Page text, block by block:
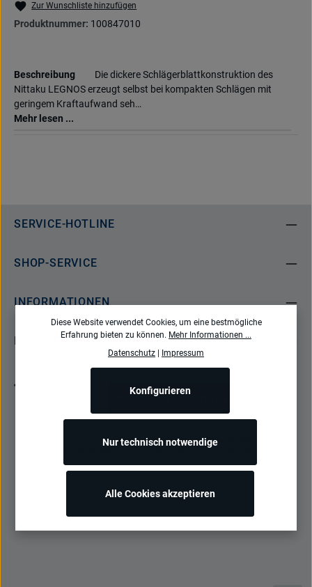
Zur Wunschliste hinzufügen
Produktnummer: 100847010
Beschreibung
Die dickere Schlägerblattkonstruktion des
Nittaku LEGNOS erzeugt selbst bei kompakten Schlägen mit
geringem Kraftaufwand seh…
Mehr lesen ...
SERVICE-HOTLINE
SHOP-SERVICE
INFORMATIONEN
NEWSLETTER
Bestellung widerrufen
Alle Preise inkl. gesetzl. Mehrwertsteuer zzgl.Versandkosten
Nachnahmegebühren, wenn nicht anders angegeben.
Diese Website verwendet Cookies, um eine bestmögliche
Erfahrung bieten zu können. Mehr Informationen ...
Datenschutz
Impressum
Nur technisch notwendige
Konfigurieren
Alle Cookies akzeptieren